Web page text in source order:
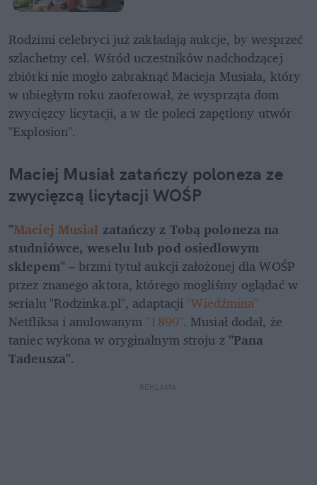
Rodzimi celebryci już zakładają aukcje, by wesprzeć
szlachetny cel. Wśród uczestników nadchodzącej
zbiórki nie mogło zabraknąć Macieja Musiała, który
w ubiegłym roku zaoferował, że wysprząta dom
zwycięzcy licytacji, a w tle poleci zapętlony utwór
"Explosion".
Maciej Musiał zatańczy poloneza ze
zwycięzcą licytacji WOŚP
"Maciej Musiał zatańczy z Tobą poloneza na
studniówce, weselu lub pod osiedlowym
sklepem" – brzmi tytuł aukcji założonej dla WOŚP
przez znanego aktora, którego mogliśmy oglądać w
serialu "Rodzinka.pl", adaptacji "Wiedźmina"
Netfliksa i anulowanym "1899". Musiał dodał, że
taniec wykona w oryginalnym stroju z "Pana
Tadeusza".
REKLAMA